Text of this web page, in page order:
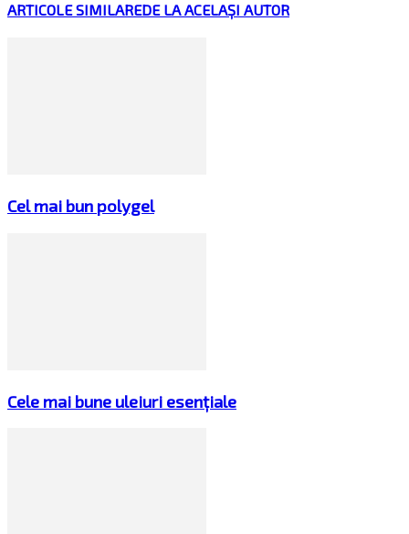
ARTICOLE SIMILAREDE LA ACELAȘI AUTOR
Cel mai bun polygel
Cele mai bune uleiuri esențiale